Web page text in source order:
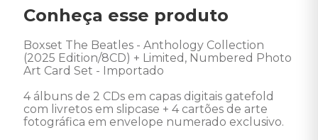
Conheça esse produto
Boxset The Beatles - Anthology Collection
(2025 Edition/8CD) + Limited, Numbered Photo
Art Card Set - Importado
4 álbuns de 2 CDs em capas digitais gatefold
com livretos em slipcase + 4 cartões de arte
fotográfica em envelope numerado exclusivo.